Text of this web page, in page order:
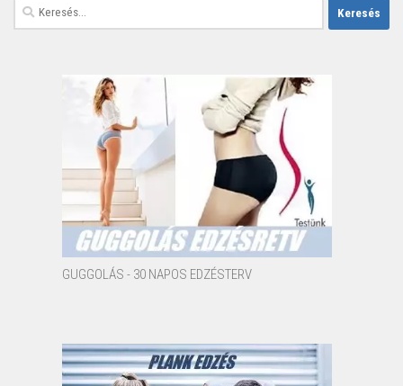
Keresés:
GUGGOLÁS - 30 NAPOS EDZÉSTERV